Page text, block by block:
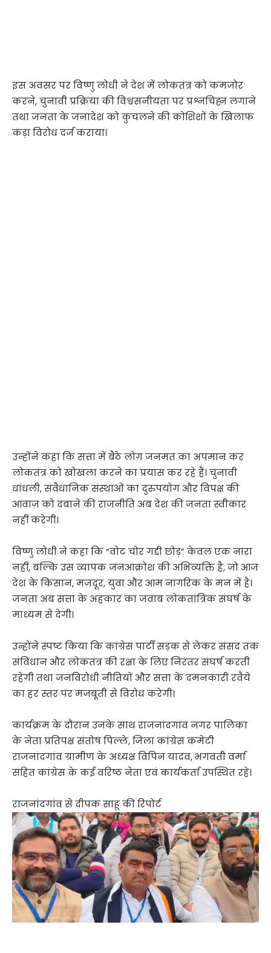
इस अवसर पर विष्णु लोधी ने देश में लोकतंत्र को कमजोर
करने, चुनावी प्रक्रिया की विश्वसनीयता पर प्रश्नचिह्न लगाने
तथा जनता के जनादेश को कुचलने की कोशिशों के खिलाफ
कड़ा विरोध दर्ज कराया।
उन्होंने कहा कि सत्ता में बैठे लोग जनमत का अपमान कर
लोकतंत्र को खोखला करने का प्रयास कर रहे हैं। चुनावी
धांधली, संवैधानिक संस्थाओं का दुरुपयोग और विपक्ष की
आवाज़ को दबाने की राजनीति अब देश की जनता स्वीकार
नहीं करेगी।
विष्णु लोधी ने कहा कि “वोट चोर गद्दी छोड़” केवल एक नारा
नहीं, बल्कि उस व्यापक जनआक्रोश की अभिव्यक्ति है, जो आज
देश के किसान, मजदूर, युवा और आम नागरिक के मन में है।
जनता अब सत्ता के अहंकार का जवाब लोकतांत्रिक संघर्ष के
माध्यम से देगी।
उन्होंने स्पष्ट किया कि कांग्रेस पार्टी सड़क से लेकर संसद तक
संविधान और लोकतंत्र की रक्षा के लिए निरंतर संघर्ष करती
रहेगी तथा जनविरोधी नीतियों और सत्ता के दमनकारी रवैये
का हर स्तर पर मजबूती से विरोध करेगी।
कार्यक्रम के दौरान उनके साथ राजनांदगांव नगर पालिका
के नेता प्रतिपक्ष संतोष पिल्ले, जिला कांग्रेस कमेटी
राजनांदगांव ग्रामीण के अध्यक्ष विपिन यादव, भगवती वर्मा
सहित कांग्रेस के कई वरिष्ठ नेता एवं कार्यकर्ता उपस्थित रहे।
राजनांदगांव से दीपक साहू की रिपोर्ट